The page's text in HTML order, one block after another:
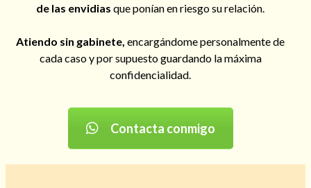
Amarre para recuperar a mi pareja
de las envidias que ponían en riesgo su relación.
Atiendo sin gabinete, encargándome personalmente de
cada caso y por supuesto guardando la máxima
confidencialidad.
Contacta conmigo